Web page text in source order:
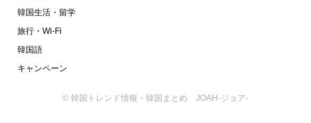
韓国生活・留学
旅行・Wi-Fi
韓国語
キャンペーン
© 韓国トレンド情報・韓国まとめ JOAH-ジョア-